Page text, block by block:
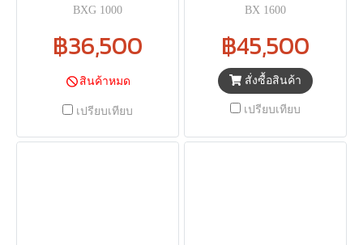
BXG 1000
฿36,500
สินค้าหมด
เปรียบเทียบ
BX 1600
฿45,500
สั่งซื้อสินค้า
เปรียบเทียบ